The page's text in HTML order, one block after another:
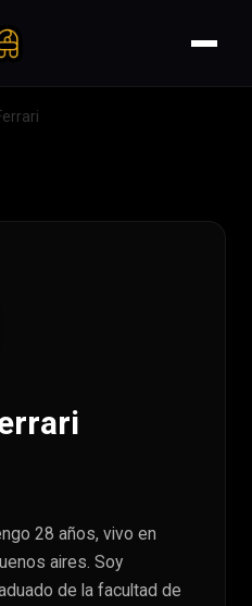
28 años, vivo en
aires. Soy
de la facultad de